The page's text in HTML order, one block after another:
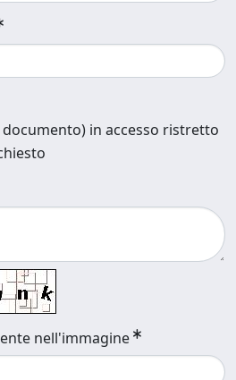
in accesso ristretto
nell'immagine